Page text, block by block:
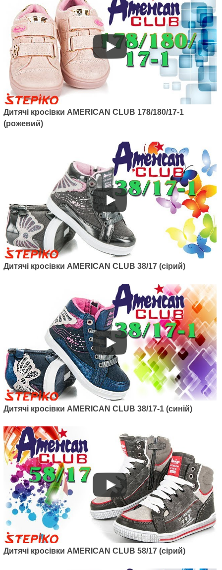
Дитячі кросівки з LED підсвіткою
American club 137/22-1 (білий)
1045грн.
Дитячі кросівки AMERICAN CLUB 178/180/17-1
(рожевий)
Дитячі кросівки AMERICAN CLUB 38/17 (сірий)
Дитячі кросівки AMERICAN CLUB 38/17-1 (синій)
Дитячі кросівки AMERICAN CLUB 58/17 (сірий)